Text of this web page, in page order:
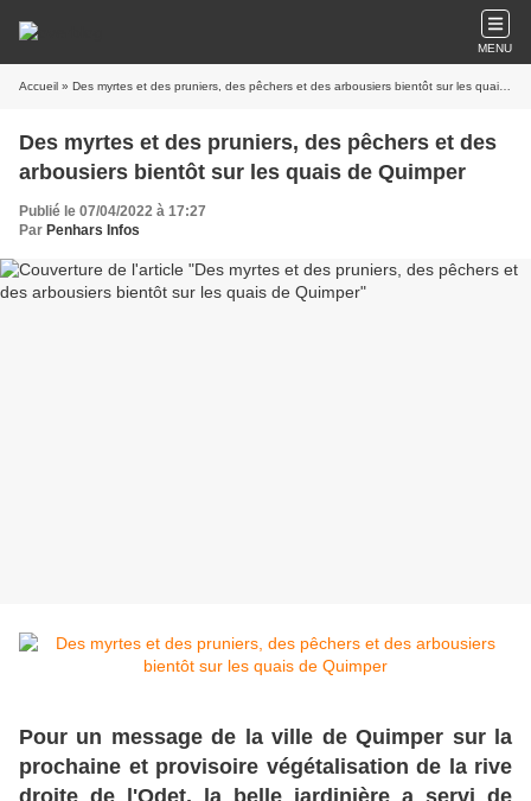
MENU
Accueil » Des myrtes et des pruniers, des pêchers et des arbousiers bientôt sur les quais de Quimper
Des myrtes et des pruniers, des pêchers et des
arbousiers bientôt sur les quais de Quimper
Publié le 07/04/2022 à 17:27
Par Penhars Infos
Pour un message de la ville de Quimper sur la
prochaine et provisoire végétalisation de la rive